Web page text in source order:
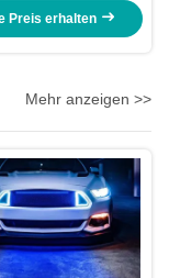
Fahrlichter
Preis erhalten
Mehr anzeigen >>